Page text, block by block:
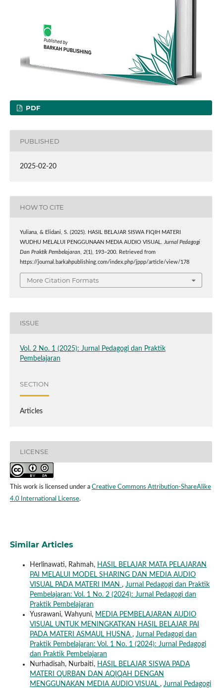
PDF
PUBLISHED
2025-02-20
HOW TO CITE
Yuliana, & Elidani, S. (2025). HASIL BELAJAR SISWA FIQIH MATERI
WUDHU MELALUI PENGGUNAAN MEDIA AUDIO VISUAL. Jurnal Pedagogi
Dan Praktik Pembelajaran, 2(1), 193–200. Retrieved from
https://journal.barkahpublishing.com/index.php/jppp/article/view/178
More Citation Formats
ISSUE
Vol. 2 No. 1 (2025): Jurnal Pedagogi dan Praktik
Pembelajaran
SECTION
Articles
LICENSE
This work is licensed under a Creative Commons Attribution-ShareAlike
4.0 International License.
Similar Articles
Herlinawati, Rahmah, HASIL BELAJAR MATA PELAJARAN
PAI MELALUI MODEL SHARING DAN MEDIA AUDIO
VISUAL PADA MATERI IMAN , Jurnal Pedagogi dan Praktik
Pembelajaran: Vol. 1 No. 2 (2024): Jurnal Pedagogi dan
Praktik Pembelajaran
Yusrawani, Wahyuni, MEDIA PEMBELAJARAN AUDIO
VISUAL UNTUK MENINGKATKAN HASIL BELAJAR PAI
PADA MATERI ASMAUL HUSNA , Jurnal Pedagogi dan
Praktik Pembelajaran: Vol. 1 No. 1 (2024): Jurnal Pedagogi
dan Praktik Pembelajaran
Nurhadisah, Nurbaiti, HASIL BELAJAR SISWA PADA
MATERI QURBAN DAN AQIQAH DENGAN
MENGGUNAKAN MEDIA AUDIO VISUAL , Jurnal Pedagogi